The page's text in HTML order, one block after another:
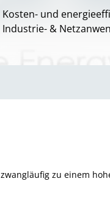
Kosten- und
Industrie- &
zu einem